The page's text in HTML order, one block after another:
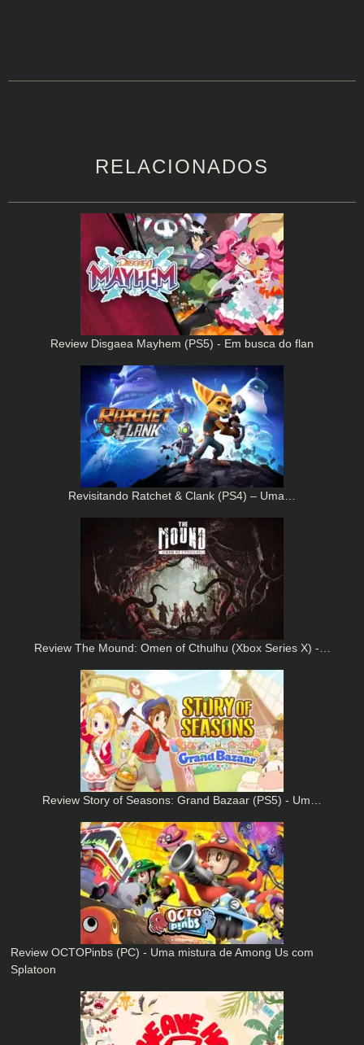
RELACIONADOS
Review Disgaea Mayhem (PS5) - Em busca do flan
Revisitando Ratchet & Clank (PS4) – Uma…
Review The Mound: Omen of Cthulhu (Xbox Series X) -…
Review Story of Seasons: Grand Bazaar (PS5) - Um…
Review OCTOPinbs (PC) - Uma mistura de Among Us com
Splatoon